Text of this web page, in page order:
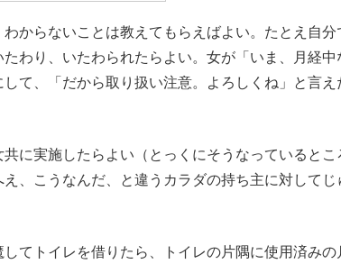
証言した“NPB聞... 「クマが悪者扱いされて
からないことは教えてもらえばよい。たとえ自分
わり、いたわられたらよい。女が「いま、月経中
て、「だから取り扱い注意。よろしくね」と言え
に実施したらよい（とっくにそうなっているとこ
、こうなんだ、と違うカラダの持ち主に対してじ
てトイレを借りたら、トイレの片隅に使用済みの